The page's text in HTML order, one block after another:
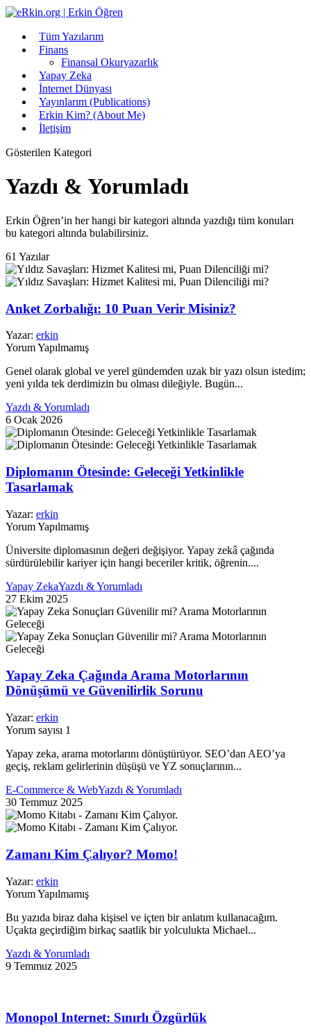
Tüm Yazılarım
Finans
Finansal Okuryazarlık
Yapay Zeka
İnternet Dünyası
Yayınlarım (Publications)
Erkin Kim? (About Me)
İletişim
Gösterilen Kategori
Yazdı & Yorumladı
Erkin Öğren’in her hangi bir kategori altında yazdığı tüm konuları
bu kategori altında bulabilirsiniz.
61 Yazılar
Anket Zorbalığı: 10 Puan Verir Misiniz?
Yazar: erkin
Yorum Yapılmamış
Genel olarak global ve yerel gündemden uzak bir yazı olsun istedim;
yeni yılda tek derdimizin bu olması dileğiyle. Bugün...
Yazdı & Yorumladı
6 Ocak 2026
Diplomanın Ötesinde: Geleceği Yetkinlikle
Tasarlamak
Yazar: erkin
Yorum Yapılmamış
Üniversite diplomasının değeri değişiyor. Yapay zekâ çağında
sürdürülebilir kariyer için hangi beceriler kritik, öğrenin....
Yapay ZekaYazdı & Yorumladı
27 Ekim 2025
Yapay Zeka Çağında Arama Motorlarının
Dönüşümü ve Güvenilirlik Sorunu
Yazar: erkin
Yorum sayısı 1
Yapay zeka, arama motorlarını dönüştürüyor. SEO’dan AEO’ya
geçiş, reklam gelirlerinin düşüşü ve YZ sonuçlarının...
E-Commerce & WebYazdı & Yorumladı
30 Temmuz 2025
Zamanı Kim Çalıyor? Momo!
Yazar: erkin
Yorum Yapılmamış
Bu yazıda biraz daha kişisel ve içten bir anlatım kullanacağım.
Uçakta geçirdiğim birkaç saatlik bir yolculukta Michael...
Yazdı & Yorumladı
9 Temmuz 2025
Monopol Internet: Sınırlı Özgürlük